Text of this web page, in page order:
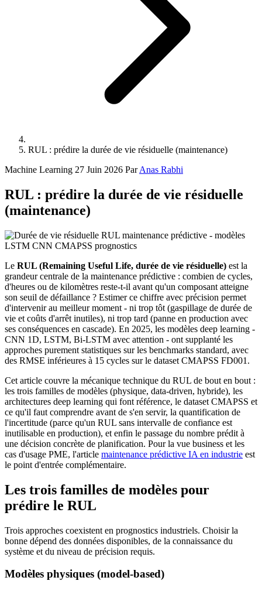
RUL : prédire la durée de vie résiduelle (maintenance)
Machine Learning 27 Juin 2026 ParAnas Rabhi
RUL : prédire la durée de vie résiduelle
(maintenance)
Le RUL (Remaining Useful Life, durée de vie résiduelle) est la
grandeur centrale de la maintenance prédictive : combien de cycles,
d'heures ou de kilomètres reste-t-il avant qu'un composant atteigne
son seuil de défaillance ? Estimer ce chiffre avec précision permet
d'intervenir au meilleur moment - ni trop tôt (gaspillage de durée de
vie et coûts d'arrêt inutiles), ni trop tard (panne en production avec
ses conséquences en cascade). En 2025, les modèles deep learning -
CNN 1D, LSTM, Bi-LSTM avec attention - ont supplanté les
approches purement statistiques sur les benchmarks standard, avec
des RMSE inférieures à 15 cycles sur le dataset CMAPSS FD001.
Cet article couvre la mécanique technique du RUL de bout en bout :
les trois familles de modèles (physique, data-driven, hybride), les
architectures deep learning qui font référence, le dataset CMAPSS et
ce qu'il faut comprendre avant de s'en servir, la quantification de
l'incertitude (parce qu'un RUL sans intervalle de confiance est
inutilisable en production), et enfin le passage du nombre prédit à
une décision concrète de planification. Pour la vue business et les
cas d'usage PME, l'article maintenance prédictive IA en industrie est
le point d'entrée complémentaire.
Les trois familles de modèles pour
prédire le RUL
Trois approches coexistent en prognostics industriels. Choisir la
bonne dépend des données disponibles, de la connaissance du
système et du niveau de précision requis.
Modèles physiques (model-based)